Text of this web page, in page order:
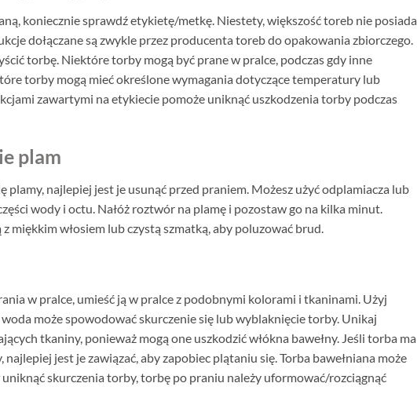
koniecznie sprawdź etykietę/metkę. Niestety, większość toreb nie posiada
dołączane są zwykle przez producenta toreb do opakowania zbiorczego.
torbę. Niektóre torby mogą być prane w pralce, podczas gdy inne
torby mogą mieć określone wymagania dotyczące temperatury lub
zawartymi na etykiecie pomoże uniknąć uszkodzenia torby podczas
plam
plamy, najlepiej jest je usunąć przed praniem. Możesz użyć odplamiacza lub
wody i octu. Nałóż roztwór na plamę i pozostaw go na kilka minut.
miękkim włosiem lub czystą szmatką, aby poluzować brud.
w pralce, umieść ją w pralce z podobnymi kolorami i tkaninami. Użyj
może spowodować skurczenie się lub wyblaknięcie torby. Unikaj
tkaniny, ponieważ mogą one uszkodzić włókna bawełny. Jeśli torba ma
jest je zawiązać, aby zapobiec plątaniu się. Torba bawełniana może
skurczenia torby, torbę po praniu należy uformować/rozciągnąć